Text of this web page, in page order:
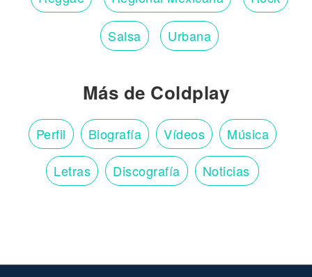
Salsa Urbana
Más de Coldplay
Perfil Biografía Vídeos Música
Letras Discografía Noticias